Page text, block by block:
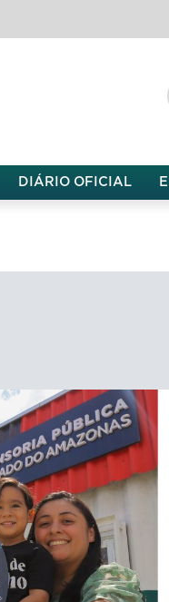
DIÁRIO OFICIAL